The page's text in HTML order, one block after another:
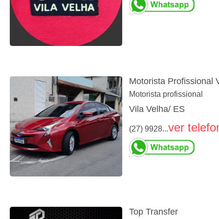
Motorista Profissional
Motorista profissional
Vila Velha/ ES
(27) 9928...ver
Top Transfer